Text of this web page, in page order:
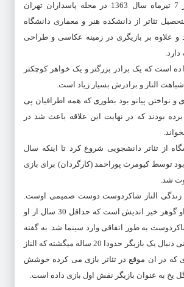
الناز شاکردوست در 7 تیرماه سال 1363 در محله پاسداران تهران
تئاتر از دانشکده هنر و معماری دانشگاه
و علاوه بر بازیگری در زمینه عکاسی و طراحی
است که یک برادر بزرگتر و یک خواهر کوچکتر
شباهت الناز و برادرش بسیار زیاد است.
و نواختن پیانو بود بطوری که همه اطرافیان پی
برده بودند که در نهایت این علاقه باعث شد در
از تئاتر دانشجویی شروع کرد تا اینکه سال
19 سال بود توسط کیومرث پوراحمد (کارگردان) برای بازی
شد.
زندگی الناز شاکردوست دوست صمیمی اوست.
بله دوست صمیمی او گوهر خیر اندیش است که حداقل 30 سال از او
به طور اتفاقی وارد سینما شد. به گفته
کیومرث پوراحمد وقتی دنبال یک بازیگر حدودا 20 ساله میگشته که الناز
که در ان موقع در تئاتر بازی می کرده خوشش
گل یخ به عنوان بازیگر نقش اول بازی داده است.